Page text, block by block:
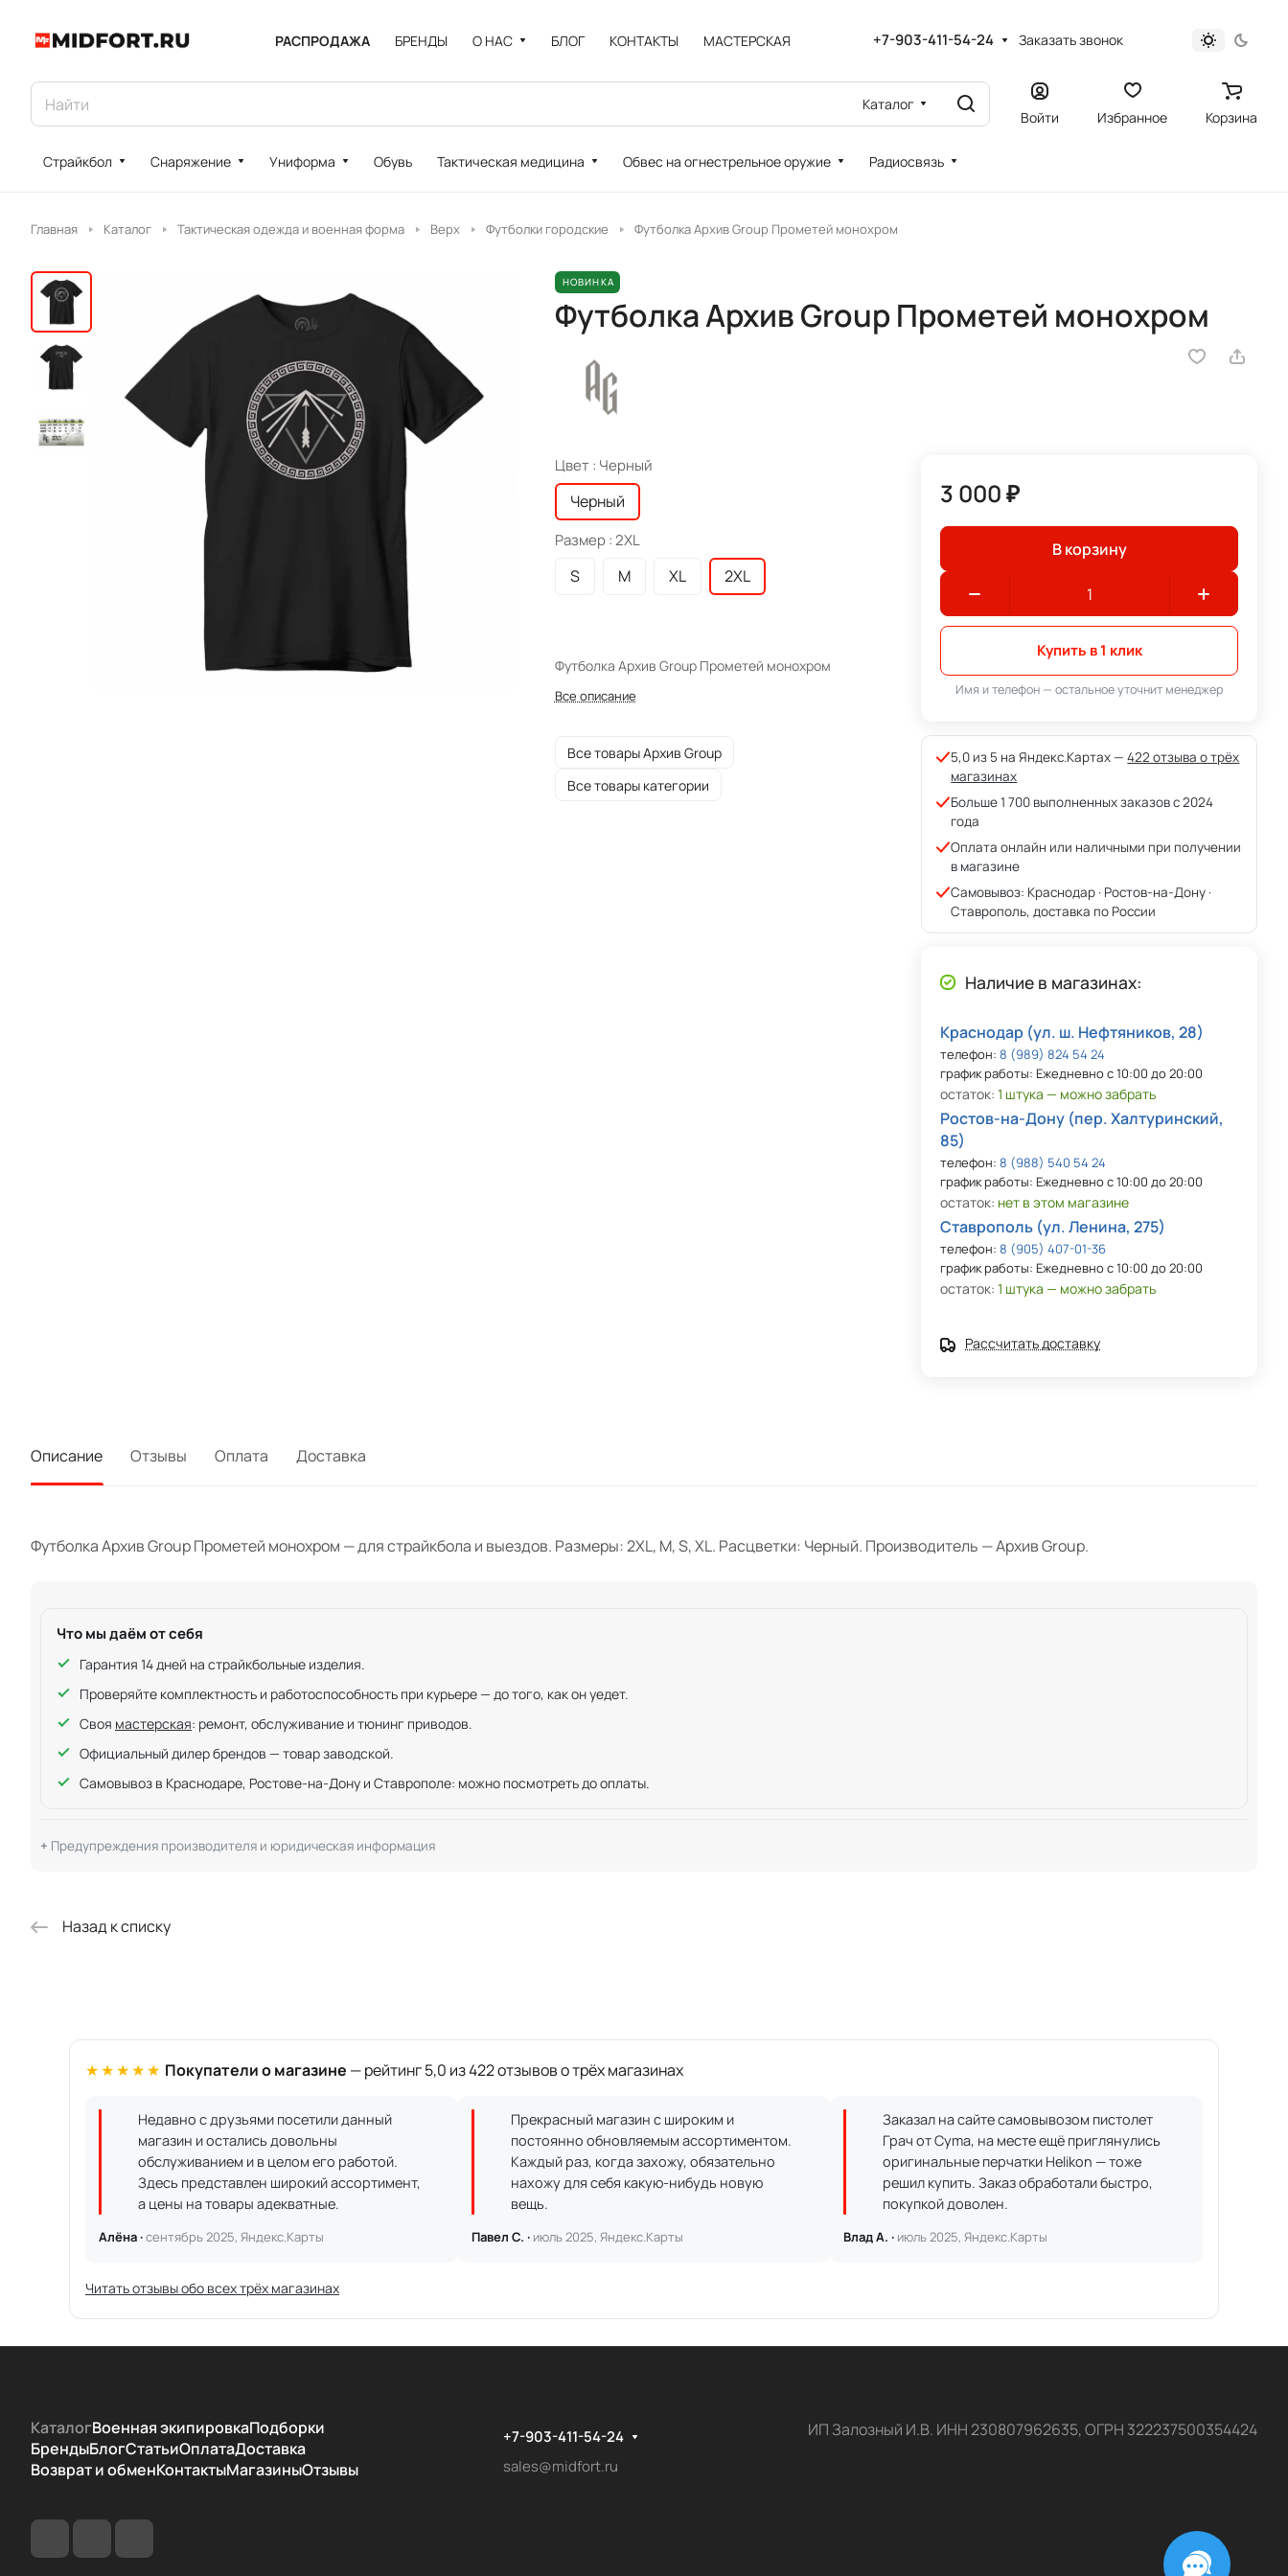
РАСПРОДАЖА БРЕНДЫ О НАС БЛОГ КОНТАКТЫ МАСТЕРСКАЯ +7-903-411-54-24 Заказать звонок
Каталог
Войти Избранное Корзина
Страйкбол Снаряжение Униформа Обувь Тактическая медицина Обвес на огнестрельное оружие Радиосвязь
Главная Каталог Тактическая одежда и военная форма Верх Футболки городские Футболка Архив Group Прометей монохром
НОВИНКА
Футболка Архив Group Прометей монохром
Цвет : Черный
Черный
Размер :2XL
S M XL 2XL
Футболка Архив Group Прометей монохром
Все описание
Все товары Архив Group
Все товары категории
3 000 ₽
В корзину
Купить в 1 клик
Имя и телефон — остальное уточнит менеджер
5,0 из 5 на Яндекс.Картах —422 отзыва о трёх
магазинах
Больше 1 700 выполненных заказов с 2024
года
Оплата онлайн или наличными при получении
в магазине
Самовывоз: Краснодар · Ростов-на-Дону ·
Ставрополь, доставка по России
Наличие в магазинах:
Краснодар (ул. ш. Нефтяников, 28)
телефон:8 (989) 824 54 24
график работы: Ежедневно с 10:00 до 20:00
остаток:1 штука — можно забрать
Ростов-на-Дону (пер. Халтуринский,
85)
телефон:8 (988) 540 54 24
график работы: Ежедневно с 10:00 до 20:00
остаток: нет в этом магазине
Ставрополь (ул. Ленина, 275)
телефон:8 (905) 407-01-36
график работы: Ежедневно с 10:00 до 20:00
остаток:1 штука — можно забрать
Рассчитать доставку
Описание Отзывы Оплата Доставка
Футболка Архив Group Прометей монохром — для страйкбола и выездов. Размеры: 2XL, M, S, XL. Расцветки: Черный. Производитель — Архив Group.
Что мы даём от себя
Гарантия 14 дней на страйкбольные изделия.
Проверяйте комплектность и работоспособность при курьере — до того, как он уедет.
Своя мастерская: ремонт, обслуживание и тюнинг приводов.
Официальный дилер брендов — товар заводской.
Самовывоз в Краснодаре, Ростове-на-Дону и Ставрополе: можно посмотреть до оплаты.
Предупреждения производителя и юридическая информация
Назад к списку
★★★★★ Покупатели о магазине — рейтинг 5,0 из 422 отзывов о трёх магазинах
Недавно с друзьями посетили данный
магазин и остались довольны
обслуживанием и в целом его работой.
Здесь представлен широкий ассортимент,
а цены на товары адекватные.
Алёна ·сентябрь 2025, Яндекс.Карты
Прекрасный магазин с широким и
постоянно обновляемым ассортиментом.
Каждый раз, когда захожу, обязательно
нахожу для себя какую-нибудь новую
вещь.
Павел С. · июль 2025, Яндекс.Карты
Заказал на сайте самовывозом пистолет
Грач от Cyma, на месте ещё приглянулись
оригинальные перчатки Helikon — тоже
решил купить. Заказ обработали быстро,
покупкой доволен.
Влад А. · июль 2025, Яндекс.Карты
Читать отзывы обо всех трёх магазинах
КаталогВоенная экипировкаПодборки
БрендыБлогСтатьиОплатаДоставка
Возврат и обменКонтактыМагазиныОтзывы
+7-903-411-54-24
sales@midfort.ru
ИП Залозный И.В. ИНН 230807962635, ОГРН 322237500354424